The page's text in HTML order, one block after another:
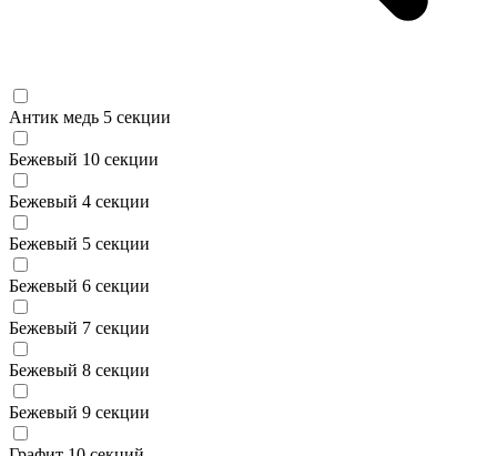
Антик медь 5 секции
Бежевый 10 секции
Бежевый 4 секции
Бежевый 5 секции
Бежевый 6 секции
Бежевый 7 секции
Бежевый 8 секции
Бежевый 9 секции